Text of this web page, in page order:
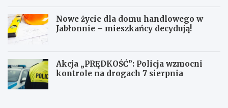
Nowe życie dla domu handlowego w
Jabłonnie – mieszkańcy decydują!
Akcja „PRĘDKOŚĆ”: Policja wzmocni
kontrole na drogach 7 sierpnia
F
M